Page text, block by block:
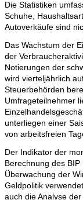
Die Statistiken
Schuhe,
Autoverkäufe sind
Das Wachstum der
der
Notierungen der
wird vierteljährlich
Steuerbehörden
Umfrageteilnehmer
unterliegen einer
von arbeitsfreien
Der Indikator der
Berechnung des
Überwachung der
Geldpolitik
auch die Analyse